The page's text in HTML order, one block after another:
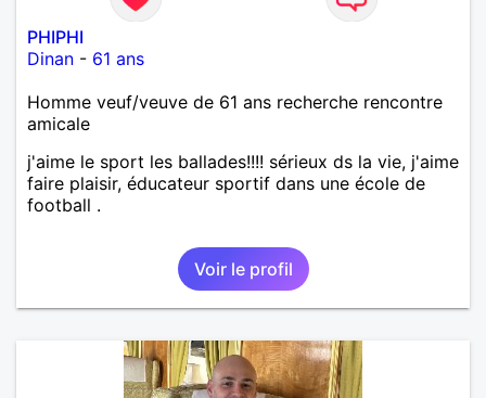
PHIPHI
Dinan - 61 ans
Homme veuf/veuve de 61 ans recherche rencontre
amicale
j'aime le sport les ballades!!!! sérieux ds la vie, j'aime
faire plaisir, éducateur sportif dans une école de
football .
Voir le profil